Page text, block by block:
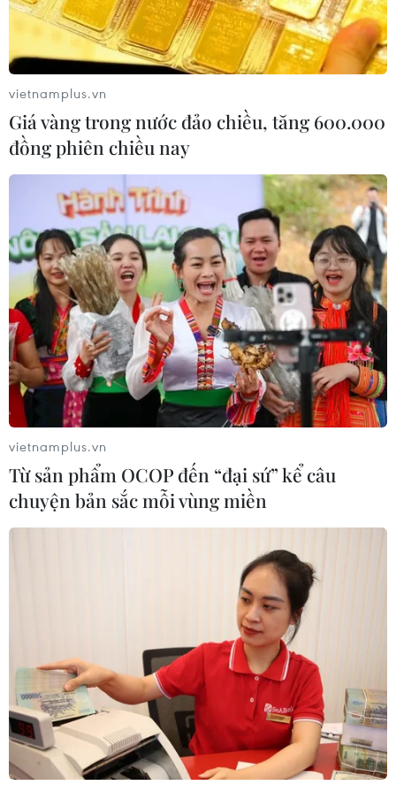
Singapore ra thông báo về trường hợp của
"cha đẻ" đồng tiền ảo Luna
17/09/2022 22:48
Cảnh sát Singapore cho biết CEO đồng thời là nhà
sáng lập công ty Terraform Labs hiện không nước này
và khẳng định sẽ phối hợp với các đồng nghiệp Hàn
Quốc.
Interpol phát lệnh truy nã đỏ người sáng
lập tiền số Terra
vietnamplus.vn
Giá vàng trong nước đảo chiều, tăng 600.000
đồng phiên chiều nay
vietnamplus.vn
Từ sản phẩm OCOP đến “đại sứ” kể câu
chuyện bản sắc mỗi vùng miền